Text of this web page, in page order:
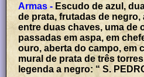
Armas - Escudo de azul,
de prata, frutadas de negro,
entre duas chaves, uma de
passadas em aspa, em
ouro, aberta do campo, em
mural de prata de três
legenda a negro: “ S.